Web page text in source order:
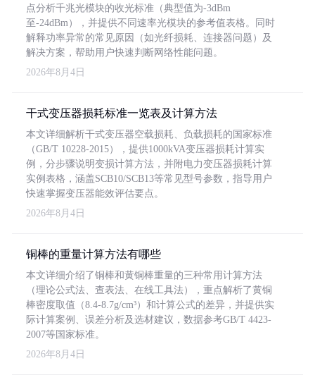
点分析千兆光模块的收光标准（典型值为-3dBm
至-24dBm），并提供不同速率光模块的参考值表格。同时
解释功率异常的常见原因（如光纤损耗、连接器问题）及
解决方案，帮助用户快速判断网络性能问题。
2026年8月4日
干式变压器损耗标准一览表及计算方法
本文详细解析干式变压器空载损耗、负载损耗的国家标准
（GB/T 10228-2015），提供1000kVA变压器损耗计算实
例，分步骤说明变损计算方法，并附电力变压器损耗计算
实例表格，涵盖SCB10/SCB13等常见型号参数，指导用户
快速掌握变压器能效评估要点。
2026年8月4日
铜棒的重量计算方法有哪些
本文详细介绍了铜棒和黄铜棒重量的三种常用计算方法
（理论公式法、查表法、在线工具法），重点解析了黄铜
棒密度取值（8.4-8.7g/cm³）和计算公式的差异，并提供实
际计算案例、误差分析及选材建议，数据参考GB/T 4423-
2007等国家标准。
2026年8月4日